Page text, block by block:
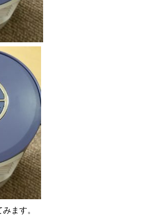
ます。